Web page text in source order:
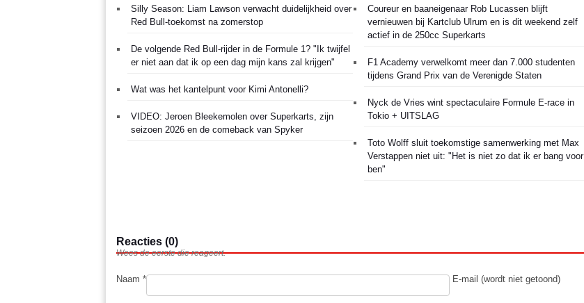
Silly Season: Liam Lawson verwacht duidelijkheid over
Red Bull-toekomst na zomerstop
De volgende Red Bull-rijder in de Formule 1? "Ik twijfel
er niet aan dat ik op een dag mijn kans zal krijgen"
Wat was het kantelpunt voor Kimi Antonelli?
VIDEO: Jeroen Bleekemolen over Superkarts, zijn
seizoen 2026 en de comeback van Spyker
Coureur en baaneigenaar Rob Lucassen blijft
vernieuwen bij Kartclub Ulrum en is dit weekend zelf
actief in de 250cc Superkarts
F1 Academy verwelkomt meer dan 7.000 studenten
tijdens Grand Prix van de Verenigde Staten
Nyck de Vries wint spectaculaire Formule E-race in
Tokio + UITSLAG
Toto Wolff sluit toekomstige samenwerking met Max
Verstappen niet uit: "Het is niet zo dat ik er bang voor
ben"
Reacties (0)
Wees de eerste die reageert.
Naam * E-mail (wordt niet getoond)